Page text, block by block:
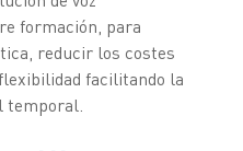
formación, para
reducir los costes
facilitando la
temporal.